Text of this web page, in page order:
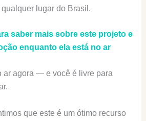
qualquer lugar do Brasil.
saber mais sobre este projeto e
enquanto ela está no ar
ar agora — e você é livre para
que este é um ótimo recurso